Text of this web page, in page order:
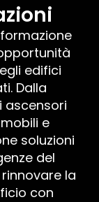
edifici
Dalla
ascensori
e
soluzioni
del
la
con